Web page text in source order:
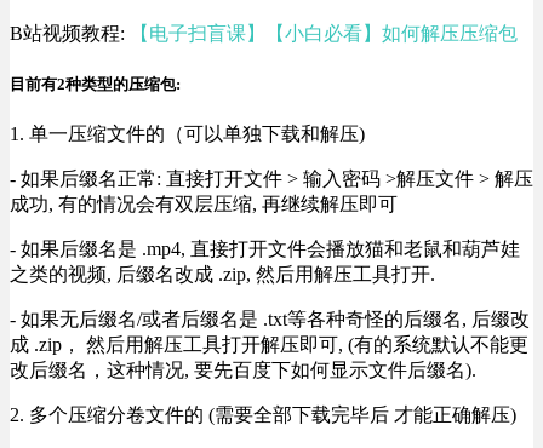
B站视频教程: 【电子扫盲课】【小白必看】如何解压压缩包
目前有2种类型的压缩包:
1. 单一压缩文件的（可以单独下载和解压)
- 如果后缀名正常: 直接打开文件 > 输入密码 >解压文件 > 解压
成功, 有的情况会有双层压缩, 再继续解压即可
- 如果后缀名是 .mp4, 直接打开文件会播放猫和老鼠和葫芦娃
之类的视频, 后缀名改成 .zip, 然后用解压工具打开.
- 如果无后缀名/或者后缀名是 .txt等各种奇怪的后缀名, 后缀改
成 .zip， 然后用解压工具打开解压即可, (有的系统默认不能更
改后缀名，这种情况, 要先百度下如何显示文件后缀名).
2. 多个压缩分卷文件的 (需要全部下载完毕后 才能正确解压)